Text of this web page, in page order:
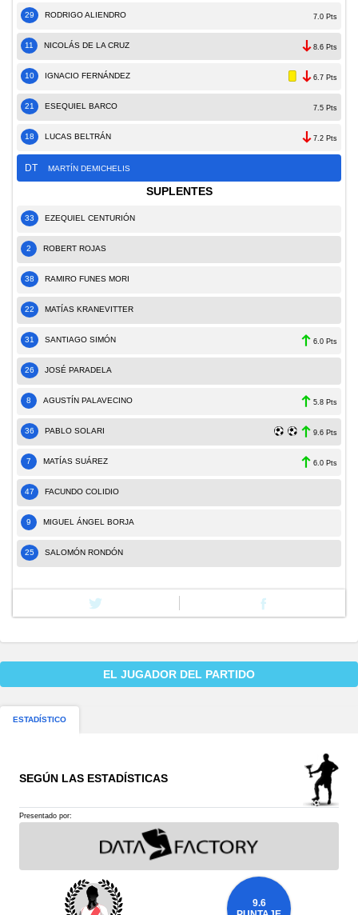
29 RODRIGO ALIENDRO 7.0 Pts
11 NICOLÁS DE LA CRUZ 8.6 Pts
10 IGNACIO FERNÁNDEZ 6.7 Pts
21 ESEQUIEL BARCO 7.5 Pts
18 LUCAS BELTRÁN 7.2 Pts
DT MARTÍN DEMICHELIS
SUPLENTES
33 EZEQUIEL CENTURIÓN
2 ROBERT ROJAS
38 RAMIRO FUNES MORI
22 MATÍAS KRANEVITTER
31 SANTIAGO SIMÓN 6.0 Pts
26 JOSÉ PARADELA
8 AGUSTÍN PALAVECINO 5.8 Pts
36 PABLO SOLARI 9.6 Pts
7 MATÍAS SUÁREZ 6.0 Pts
47 FACUNDO COLIDIO
9 MIGUEL ÁNGEL BORJA
25 SALOMÓN RONDÓN
EL JUGADOR DEL PARTIDO
ESTADÍSTICO
SEGÚN LAS ESTADÍSTICAS
Presentado por:
9.6